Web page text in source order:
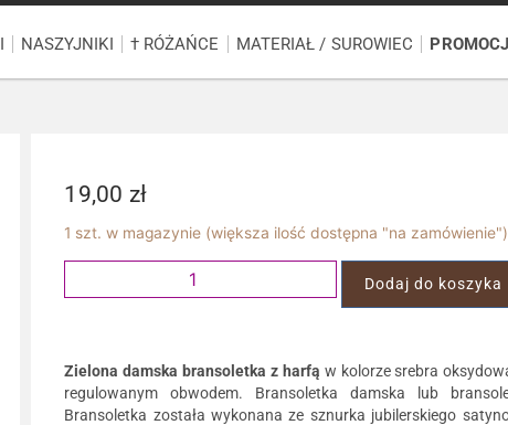
NASZYJNIKI † RÓŻAŃCE MATERIAŁ / SUROWIEC
19,00 zł
1 szt. w magazynie (większa ilość dostępna "na zamówienie")
Dodaj do koszyka
Zielona damska bransoletka z harfą w kolorze srebra
regulowanym obwodem. Bransoletka damska lub
Bransoletka została wykonana ze sznurka jubilerskiego